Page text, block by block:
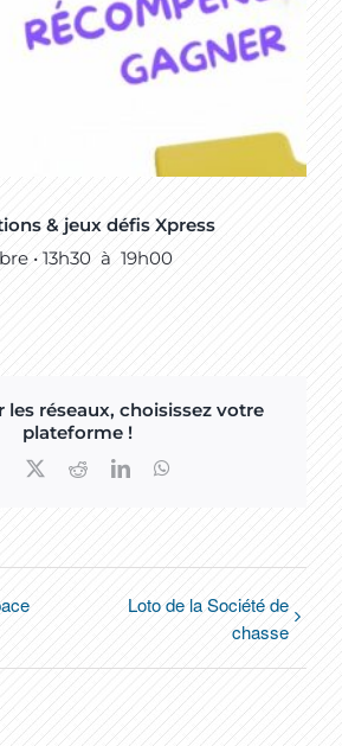
& jeux défis Xpress
• 13h30 à 19h00
les réseaux, choisissez votre
plateforme !
Facebook RedditLinkedIn
Loto de la Société de
chasse